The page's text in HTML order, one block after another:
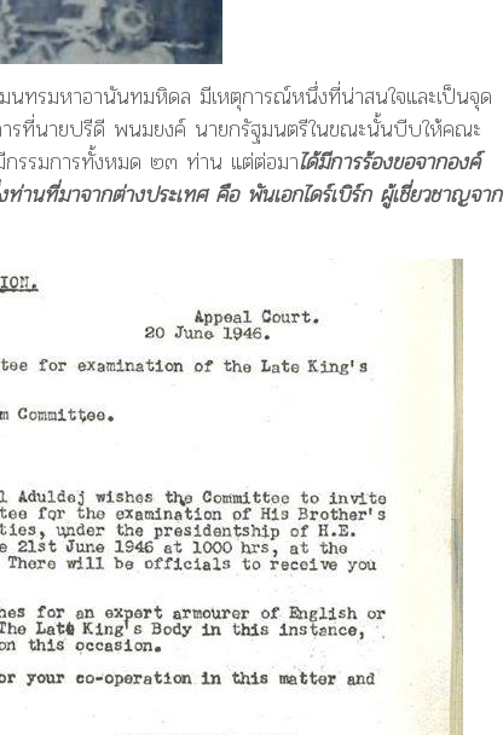
นทรมหาอานันทมหิดล มีเหตุการณ์หนึ่งที่น่าสนใจและเป็นจุด
รที่นายปรีดี พนมยงค์ นายกรัฐมนตรีในขณะนั้นบีบให้คณะ
กรรมการทั้งหมด ๒๓ ท่าน แต่ต่อมาได้มีการร้องขอจากองค์
านที่มาจากต่างประเทศ คือ พันเอกไดร์เบิร์ก ผู้เชี่ยวชาญจาก